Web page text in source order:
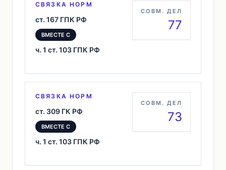
СВЯЗКА НОРМ
ст. 167 ГПК РФ
ВМЕСТЕ С
ч. 1 ст. 103 ГПК РФ
СОВМ. ДЕЛ
77
СВЯЗКА НОРМ
ст. 309 ГК РФ
ВМЕСТЕ С
ч. 1 ст. 103 ГПК РФ
СОВМ. ДЕЛ
73